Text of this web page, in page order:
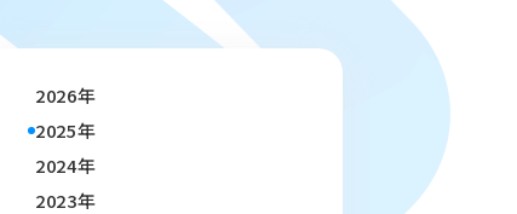
2026年
2025年
2024年
2023年